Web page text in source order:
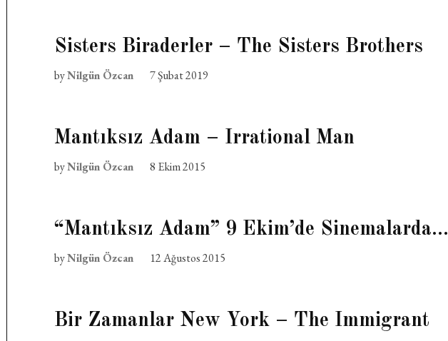
Sisters Biraderler – The Sisters Brothers
byNilgün Özcan 7 Şubat 2019
Mantıksız Adam – Irrational Man
byNilgün Özcan 8 Ekim 2015
“Mantıksız Adam” 9 Ekim’de Sinemalarda…
byNilgün Özcan 12 Ağustos 2015
Bir Zamanlar New York – The Immigrant